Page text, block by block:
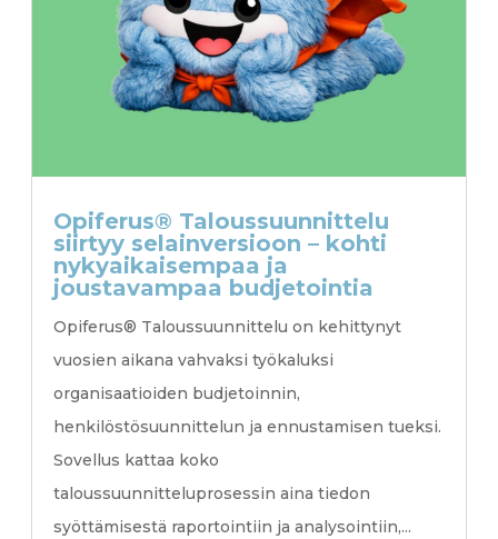
Opiferus® Taloussuunnittelu
siirtyy selainversioon – kohti
nykyaikaisempaa ja
joustavampaa budjetointia
Opiferus® Taloussuunnittelu on kehittynyt
vuosien aikana vahvaksi työkaluksi
organisaatioiden budjetoinnin,
henkilöstösuunnittelun ja ennustamisen tueksi.
Sovellus kattaa koko
taloussuunnitteluprosessin aina tiedon
syöttämisestä raportointiin ja analysointiin,...